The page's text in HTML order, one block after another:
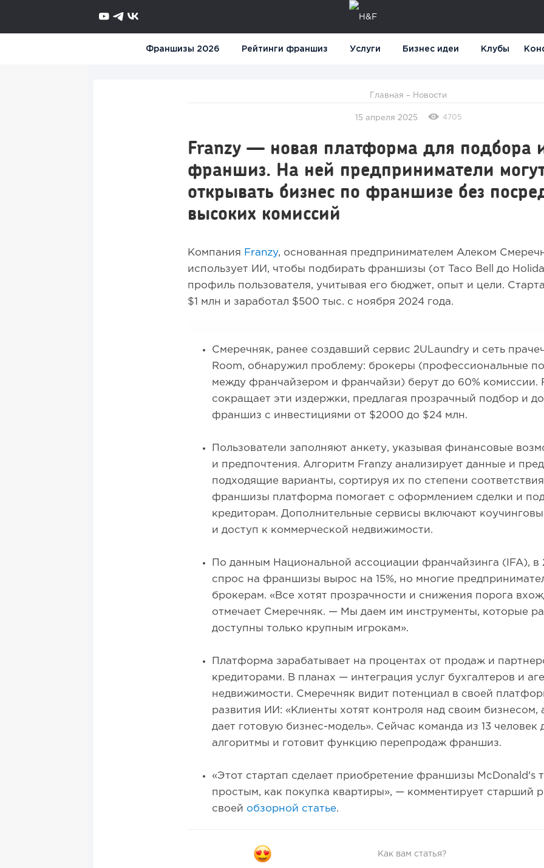
Франшизы 2026 Рейтинги франшиз Услуги Бизнес идеи Клубы
Главная – Новости
15 апреля 2025 4705
Franzy — новая платформа для подбора
франшиз. На ней предприниматели
открывать бизнес по франшизе без
высоких комиссий
Компания Franzy, основанная предпринимателем Алеком
использует ИИ, чтобы подбирать франшизы (от Taco Bell до
профиль пользователя, учитывая его бюджет, опыт и цели.
$1 млн и заработал $500 тыс. с ноября 2024 года.
Смеречняк, ранее создавший сервис 2ULaundry и сеть
Room, обнаружил проблему: брокеры (профессиональные
между франчайзером и франчайзи) берут до 60% комиссии.
сокращает эти издержки, предлагая прозрачный подбор и
франшиз с инвестициями от $2000 до $24 млн.
Пользователи заполняют анкету, указывая финансовые
и предпочтения. Алгоритм Franzy анализирует данные и
подходящие варианты, сортируя их по степени
франшизы платформа помогает с оформлением сделки и
кредиторам. Дополнительные сервисы включают
и доступ к коммерческой недвижимости.
По данным Национальной ассоциации франчайзинга (IFA), в
спрос на франшизы вырос на 15%, но многие
брокерам. «Все хотят прозрачности и снижения порога
отмечает Смеречняк. — Мы даем им инструменты, которые
доступны только крупным игрокам».
Платформа зарабатывает на процентах от продаж и
кредиторами. В планах — интеграция услуг бухгалтеров и
недвижимости. Смеречняк видит потенциал в своей
развития ИИ: «Клиенты хотят контроля над своим
дает готовую бизнес-модель». Сейчас команда из 13 человек
алгоритмы и готовит функцию перепродаж франшиз.
«Этот стартап сделает приобретение франшизы McDonald's
простым, как покупка квартиры», — комментирует старший
своей обзорной статье.
Как вам статья?